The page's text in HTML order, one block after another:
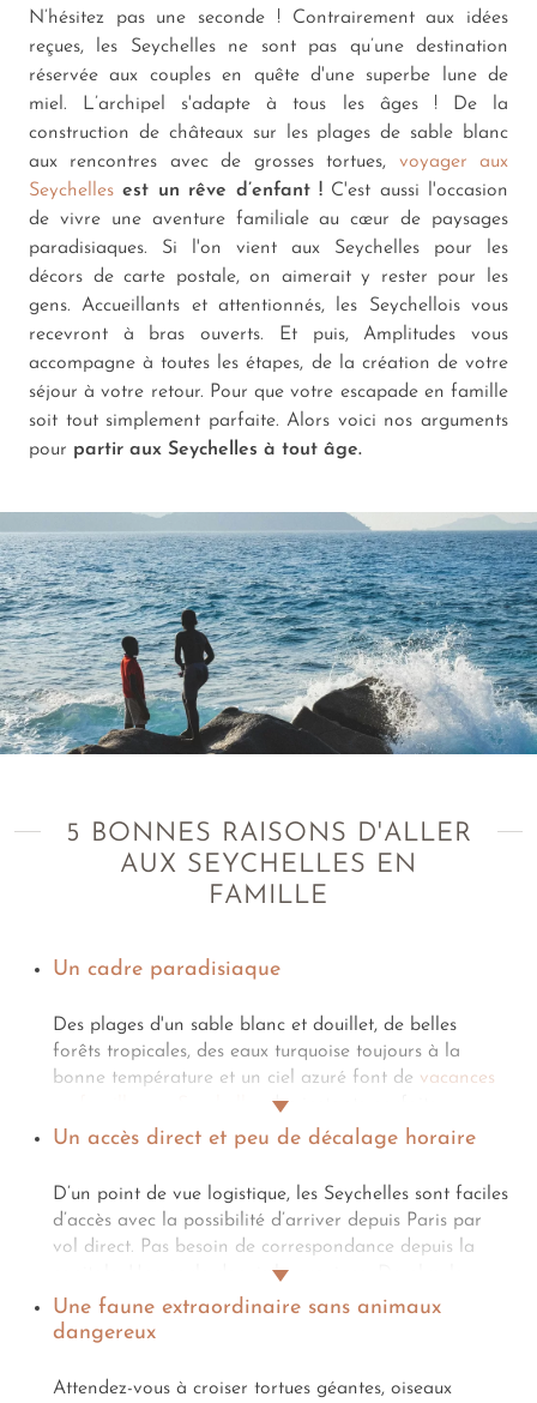
N’hésitez pas une seconde ! Contrairement aux idées
reçues, les Seychelles ne sont pas qu’une destination
réservée aux couples en quête d'une superbe lune de
miel. L’archipel s'adapte à tous les âges ! De la
construction de châteaux sur les plages de sable blanc
aux rencontres avec de grosses tortues, voyager aux
Seychelles est un rêve d’enfant ! C'est aussi l'occasion
de vivre une aventure familiale au cœur de paysages
paradisiaques. Si l'on vient aux Seychelles pour les
décors de carte postale, on aimerait y rester pour les
gens. Accueillants et attentionnés, les Seychellois vous
recevront à bras ouverts. Et puis, Amplitudes vous
accompagne à toutes les étapes, de la création de votre
séjour à votre retour. Pour que votre escapade en famille
soit tout simplement parfaite. Alors voici nos arguments
pour partir aux Seychelles à tout âge.
5 BONNES RAISONS D'ALLER
AUX SEYCHELLES EN
FAMILLE
Un cadre paradisiaque
Des plages d'un sable blanc et douillet, de belles
forêts tropicales, des eaux turquoise toujours à la
bonne température et un ciel azuré font de vacances
des instants parfaits,
idylliques. Imaginez ce voyage comme une initiation à
Un accès direct et peu de décalage horaire
D’un point de vue logistique, les Seychelles sont faciles
d’accès avec la possibilité d’arriver depuis Paris par
vol direct. Pas besoin de correspondance depuis la
capitale. Une seule depuis la province. De plus, le
décalage horaire n’est que de 2 heures en été et 3
heures en hiver. Il est plutôt grisant de voyager aussi
Seychelles sont donc la promesse d'un dépaysement,
Une faune extraordinaire sans animaux
dangereux
Attendez-vous à croiser tortues géantes, oiseaux